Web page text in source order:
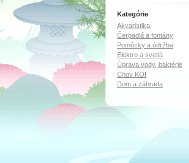
Kategórie
Akvaristika
Čerpadlá a fontány
Pomôcky a údržba
Elektro a svetlá
Úprava vody, baktérie
Chov KOI
Dom a záhrada